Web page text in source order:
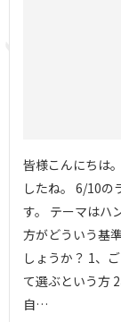
皆様こんにちは
したね。 6/10の
す。 テーマはハ
方がどういう基
しょうか？ 1、
て選ぶという方
自…